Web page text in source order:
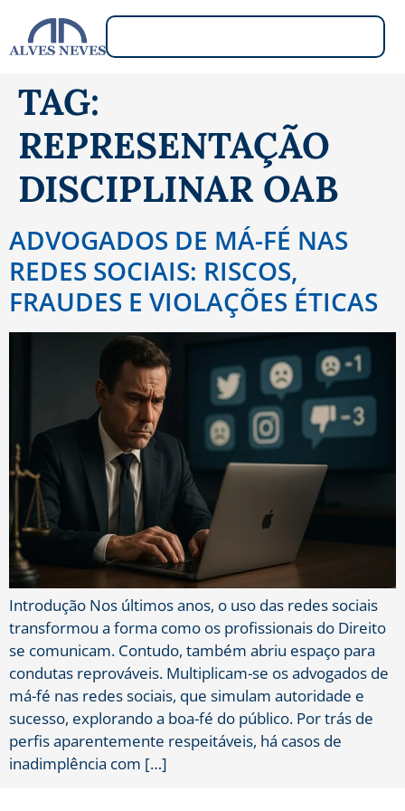
TAG:
REPRESENTAÇÃO
DISCIPLINAR OAB
ADVOGADOS DE MÁ-FÉ NAS
REDES SOCIAIS: RISCOS,
FRAUDES E VIOLAÇÕES ÉTICAS
Introdução Nos últimos anos, o uso das redes sociais
transformou a forma como os profissionais do Direito
se comunicam. Contudo, também abriu espaço para
condutas reprováveis. Multiplicam-se os advogados de
má-fé nas redes sociais, que simulam autoridade e
sucesso, explorando a boa-fé do público. Por trás de
perfis aparentemente respeitáveis, há casos de
inadimplência com […]